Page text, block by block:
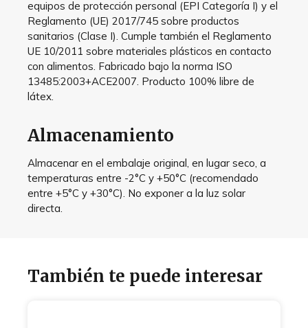
equipos de protección personal (EPI Categoría I) y el
Reglamento (UE) 2017/745 sobre productos
sanitarios (Clase I). Cumple también el Reglamento
UE 10/2011 sobre materiales plásticos en contacto
con alimentos. Fabricado bajo la norma ISO
13485:2003+ACE2007. Producto 100% libre de
látex.
Almacenamiento
Almacenar en el embalaje original, en lugar seco, a
temperaturas entre -2°C y +50°C (recomendado
entre +5°C y +30°C). No exponer a la luz solar
directa.
También te puede interesar